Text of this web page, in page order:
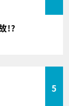
!?
5